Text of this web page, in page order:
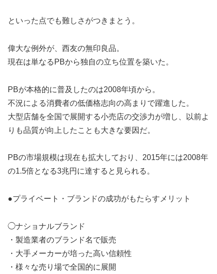
といった点でも難しさがつきまとう。
偉大な例外が、西友の無印良品。
現在は単なるPBから独自の立ち位置を築いた。
PBが本格的に普及したのは2008年頃から。
不況による消費者の低価格志向の高まりで躍進した。
大型店舗を全国で展開する小売店の交渉力が増し、以前よ
りも品質が向上したことも大きな要因だ。
PBの市場規模は現在も拡大しており、2015年には2008年
の1.5倍となる3兆円に達すると見られる。
●プライベート・ブランドの成功がもたらすメリット
◯ナショナルブランド
・製造業者のブランド名で販売
・大手メーカーが培った高い信頼性
・様々な売り場で全国的に展開